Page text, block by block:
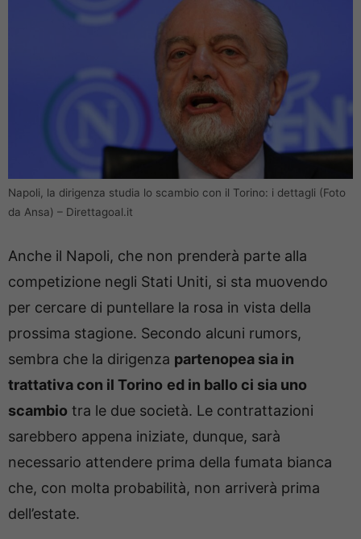
Napoli, la dirigenza studia lo scambio con il Torino: i dettagli (Foto
da Ansa) – Direttagoal.it
Anche il Napoli, che non prenderà parte alla
competizione negli Stati Uniti, si sta muovendo
per cercare di puntellare la rosa in vista della
prossima stagione. Secondo alcuni rumors,
sembra che la dirigenza partenopea sia in
trattativa con il Torino ed in ballo ci sia uno
scambio tra le due società. Le contrattazioni
sarebbero appena iniziate, dunque, sarà
necessario attendere prima della fumata bianca
che, con molta probabilità, non arriverà prima
dell’estate.